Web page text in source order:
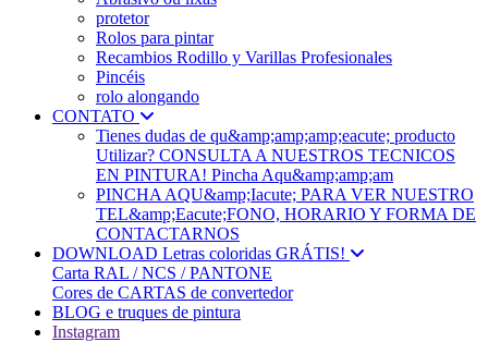
protetor
Rolos para pintar
Recambios Rodillo y Varillas Profesionales
Pincéis
rolo alongando
CONTATO
Tienes dudas de qu&amp;amp;amp;eacute; producto
Utilizar? CONSULTA A NUESTROS TECNICOS
EN PINTURA! Pincha Aqu&amp;amp;am
PINCHA AQU&amp;Iacute; PARA VER NUESTRO
TEL&amp;Eacute;FONO, HORARIO Y FORMA DE
CONTACTARNOS
DOWNLOAD Letras coloridas GRÁTIS!
Carta RAL / NCS / PANTONE
Cores de CARTAS de convertedor
BLOG e truques de pintura
Instagram